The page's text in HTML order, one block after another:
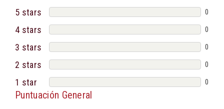
5 stars 0
4 stars 0
3 stars 0
2 stars 0
1 star 0
Puntuación General